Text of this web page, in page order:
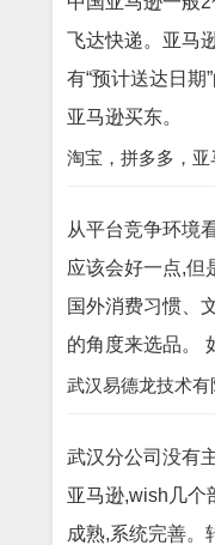
飞达快递。亚马
有“预计送达日期
亚马逊买东。
淘宝，拼多多，
从平台竞争环境
应该会好一点,但
国外消费习惯、
的角度来选品。
武汉易德龙技术
武汉分公司没有
亚马逊,wish几个
成熟,系统完善。